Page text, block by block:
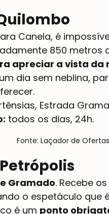
Canela, é
850 metros
apreciar a vista da
dia sem neblina,
todos os dias, 24h.
Fonte: Laçador de Ofertas
Gramado. Recebe
o espetáculo que
é um ponto